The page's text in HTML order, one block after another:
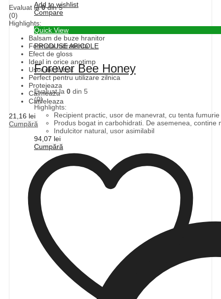
Add to wishlist
Compare
Quick View
PRODUSE APICOLE
Forever Bee Honey
Evaluat la 0 din 5
(0)
Highlights:
Recipient practic, usor de manevrat, cu tenta
Produs bogat in carbohidrati. De asemenea, contine
Indulcitor natural, usor asimilabil
94,07 lei
Cumpără
Evaluat la0din 5
(0)
Highlights:
Balsam de buze hranitor
Formula hidratanta
Efect de gloss
Ideal in orice anotimp
Usor de folosit
Perfect pentru utilizare zilnica
Protejeaza
Calmeaza
Catifeleaza
21,16 lei
Cumpără